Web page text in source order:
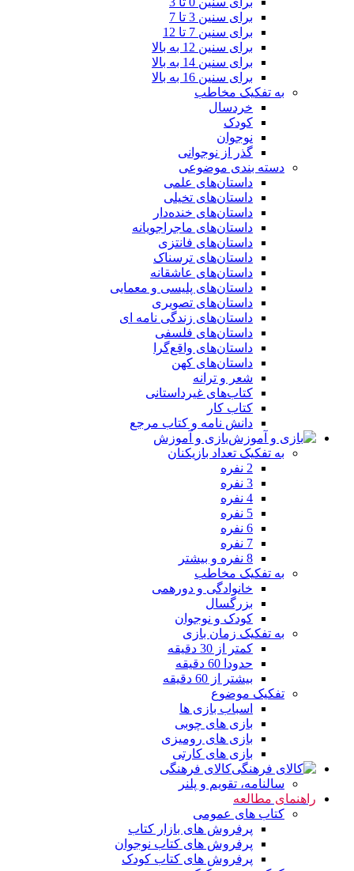
برای سنین 3 تا 7
برای سنین 7 تا 12
برای سنین 12 به بالا
برای سنین 14 به بالا
برای سنین 16 به بالا
به تفکیک مخاطب
خردسال
کودک
نوجوان
گذر از نوجوانی
دسته بندی موضوعی
داستان‌های علمی‌
داستان‌های تخیلی
داستان‌های خنده‌دار
داستان‌های ماجراجویانه
داستان‌های فانتزی
داستان‌های ترسناک
داستان‌های عاشقانه
داستان‌های پلیسی و معمایی
داستان‌های تصویری
داستان‌های زندگی‌ نامه‌ ای
داستان‌های فلسفی
داستان‌های واقع‌گرا
داستان‌های کهن
شعر و ترانه
کتاب‌های غیرداستانی
کتاب کار
دانش نامه و کتاب مرجع
بازی و آموزش
به تفکیک تعداد بازیکنان
2 نفره
3 نفره
4 نفره
5 نفره
6 نفره
7 نفره
8 نفره و بیشتر
به تفکیک مخاطب
خانوادگی و دورهمی
بزرگسال
کودک و نوجوان
به تفکیک زمان بازی
کمتر از 30 دقیقه
حدودا 60 دقیقه
بیشتر از 60 دقیقه
تفکیک موضوع
اسباب بازی ها
بازی های چوبی
بازی های رومیزی
بازی های کارتی
کالای فرهنگی
سالنامه، تقویم و پلنر
راهنمای مطالعه
کتاب های عمومی
پرفروش های بازار کتاب
پرفروش های کتاب نوجوان
پرفروش های کتاب کودک